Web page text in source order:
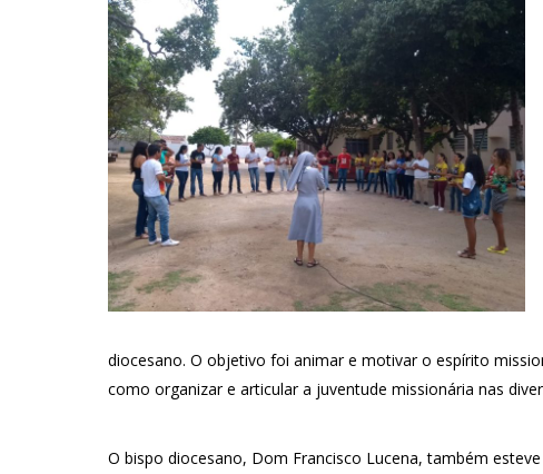
diocesano. O objetivo foi animar e motivar o espírito
como organizar e articular a juventude missionária nas
O bispo diocesano, Dom Francisco Lucena, também